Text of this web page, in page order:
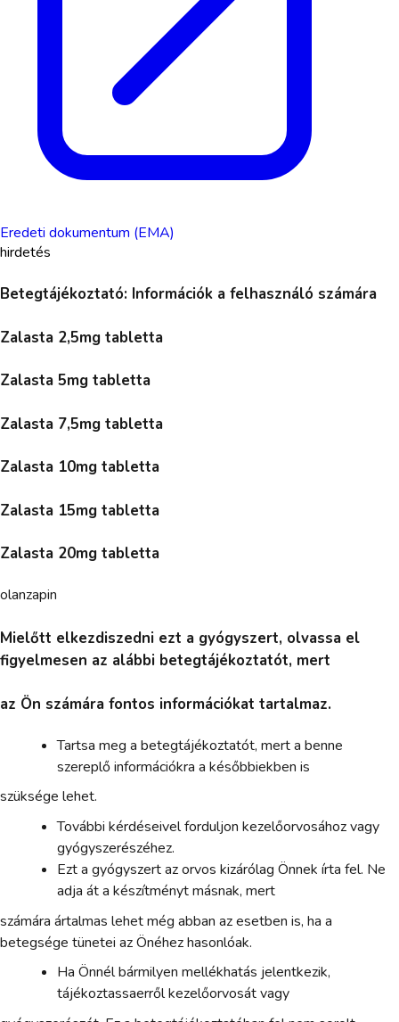
Eredeti dokumentum (EMA)
hirdetés
Betegtájékoztató: Információk a felhasználó számára
Zalasta 2,5mg tabletta
Zalasta 5mg tabletta
Zalasta 7,5mg tabletta
Zalasta 10mg tabletta
Zalasta 15mg tabletta
Zalasta 20mg tabletta
olanzapin
Mielőtt elkezdiszedni ezt a gyógyszert, olvassa el
figyelmesen az alábbi betegtájékoztatót, mert
az Ön számára fontos információkat tartalmaz.
Tartsa meg a betegtájékoztatót, mert a benne
szereplő információkra a későbbiekben is
szüksége lehet.
További kérdéseivel forduljon kezelőorvosához vagy
gyógyszerészéhez.
Ezt a gyógyszert az orvos kizárólag Önnek írta fel. Ne
adja át a készítményt másnak, mert
számára ártalmas lehet még abban az esetben is, ha a
betegsége tünetei az Önéhez hasonlóak.
Ha Önnél bármilyen mellékhatás jelentkezik,
tájékoztassaerről kezelőorvosát vagy